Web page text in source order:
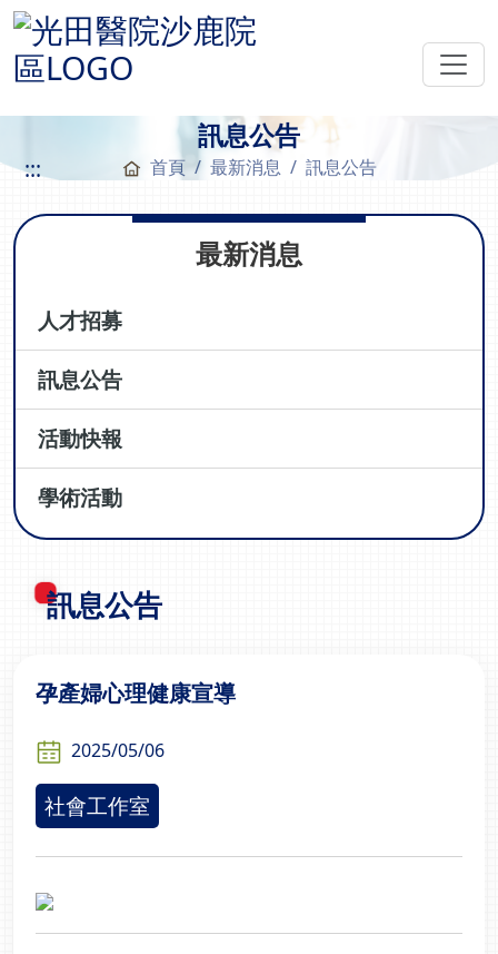
訊息公告
::: 首頁 最新消息 訊息公告
最新消息
人才招募
訊息公告
活動快報
學術活動
訊息公告
孕產婦心理健康宣導
2025/05/06
社會工作室